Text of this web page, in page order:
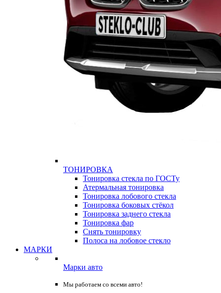
ТОНИРОВКА
Тонировка стекла по ГОСТу
Атермальная тонировка
Тонировка лобового стекла
Тонировка боковых стёкол
Тонировка заднего стекла
Тонировка фар
Снять тонировку
Полоса на лобовое стекло
МАРКИ
Марки авто
Мы работаем со всеми авто!